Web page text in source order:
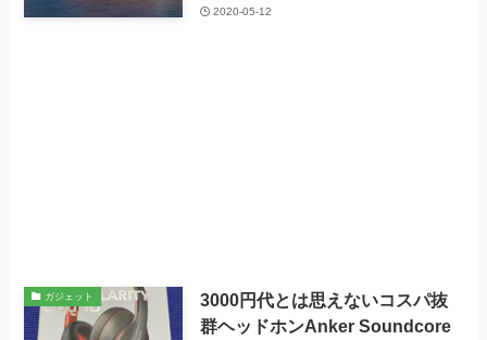
2020-05-12
ガジェット
3000円代とは思えないコスパ抜
群ヘッドホンAnker Soundcore